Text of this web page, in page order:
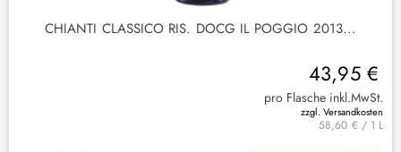
CHIANTI CLASSICO RIS. DOCG IL POGGIO 2013...
43,95 €
pro Flasche inkl.MwSt.
zzgl. Versandkosten
58,60 € / 1 L